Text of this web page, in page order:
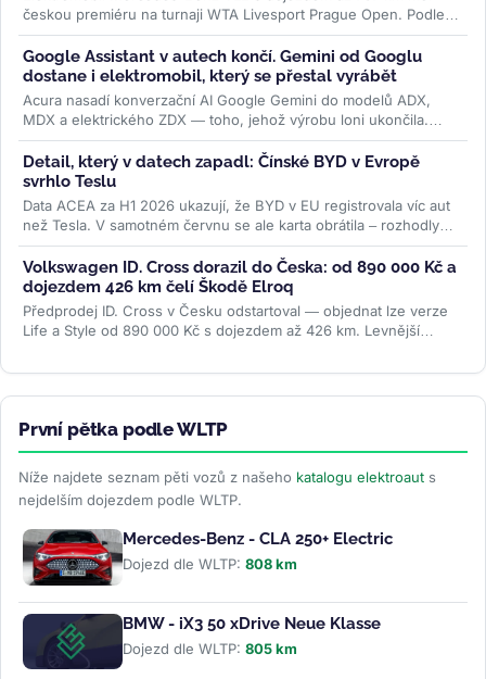
českou premiéru na turnaji WTA Livesport Prague Open. Podle
konfigurátoru automobilky...>>
Google Assistant v autech končí. Gemini od Googlu
dostane i elektromobil, který se přestal vyrábět
Acura nasadí konverzační AI Google Gemini do modelů ADX,
MDX a elektrického ZDX — toho, jehož výrobu loni ukončila.
Přidává se k vlně,...>>
Detail, který v datech zapadl: Čínské BYD v Evropě
svrhlo Teslu
Data ACEA za H1 2026 ukazují, že BYD v EU registrovala víc aut
než Tesla. V samotném červnu se ale karta obrátila – rozhodly
ceny paliv i...>>
Volkswagen ID. Cross dorazil do Česka: od 890 000 Kč a
dojezdem 426 km čelí Škodě Elroq
Předprodej ID. Cross v Česku odstartoval — objednat lze verze
Life a Style od 890 000 Kč s dojezdem až 426 km. Levnější
První pětka podle WLTP
Níže najdete seznam pěti vozů z našeho katalogu elektroaut s
nejdelším dojezdem podle WLTP.
Mercedes-Benz - CLA 250+ Electric
Dojezd dle WLTP: 808 km
BMW - iX3 50 xDrive Neue Klasse
Dojezd dle WLTP: 805 km